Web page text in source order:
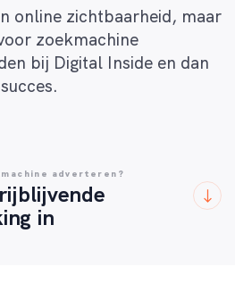
online zichtbaarheid, maar
zoekmachine
bij Digital Inside en dan
adverteren?
in